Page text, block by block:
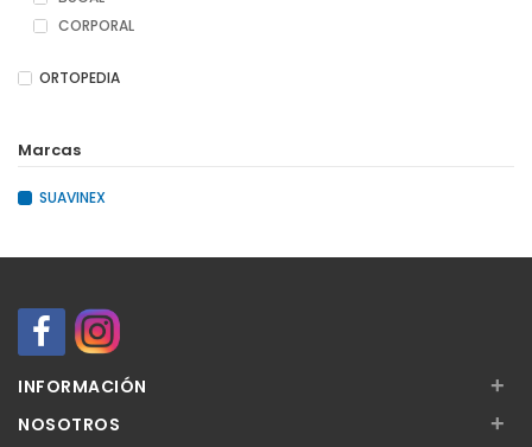
CORPORAL
ORTOPEDIA
Marcas
SUAVINEX
INFORMACIÓN +
NOSOTROS +